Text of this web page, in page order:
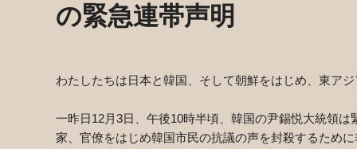
の緊急連帯声明
わたしたちは日本と韓国、そして朝鮮をはじめ、東ア
一昨日12月3日、午後10時半頃、韓国の尹錫悦大統領は
家、官僚をはじめ韓国市民の抗議の声を封殺するため